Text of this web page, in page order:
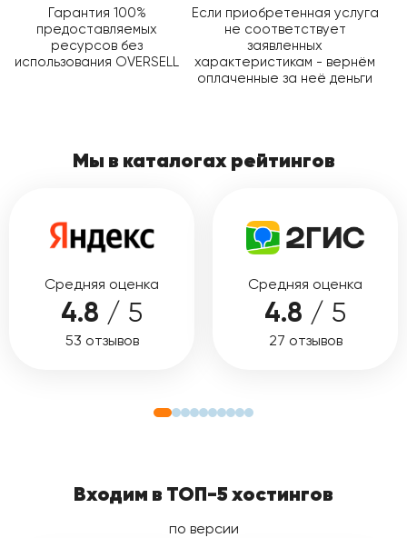
Гарантия 100%
предоставляемых
ресурсов без
использования OVERSELL
Если приобретенная услуга
не соответствует
заявленных
характеристикам - вернём
оплаченные за неё деньги
Мы в каталогах рейтингов
Средняя оценка
4.8 / 5
53 отзывов
Средняя оценка
4.8 / 5
27 отзывов
Входим в ТОП-5 хостингов
по версии